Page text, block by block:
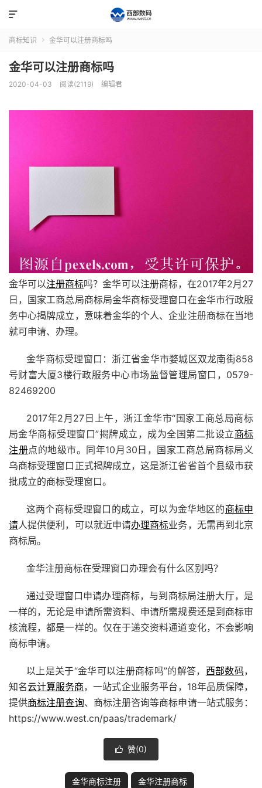

商标知识  金华可以注册商标吗
金华可以注册商标吗
2020-04-03 阅读(2119) 编辑君
金华可以注册商标吗？金华可以注册商标，在2017年2月27
日，国家工商总局商标局金华商标受理窗口在金华市行政服
务中心揭牌成立，意味着金华的个人、企业注册商标在当地
就可申请、办理。
金华商标受理窗口：浙江省金华市婺城区双龙南街858
号财富大厦3楼行政服务中心市场监督管理局窗口，0579-
82469200
2017年2月27日上午，浙江金华市“国家工商总局商标
局金华商标受理窗口”揭牌成立，成为全国第二批设立商标
注册点的地级市。同年10月30日，国家工商总局商标局义
乌商标受理窗口正式揭牌成立，这是浙江省省首个县级市获
批成立的商标受理窗口。
这两个商标受理窗口的成立，可以为金华地区的商标申
请人提供便利，可以就近申请办理商标业务，无需再到北京
商标局。
金华注册商标在受理窗口办理会有什么区别吗？
通过受理窗口申请办理商标，与到商标局注册大厅，是
一样的，无论是申请所需资料、申请所需规费还是到商标审
核流程，都是一样的。仅在于递交资料通道变化，不会影响
商标申请。
以上是关于“金华可以注册商标吗”的解答， 西部数码，
知名云计算服务商，一站式企业服务平台，18年品质保障，
提供商标注册查询、商标注册咨询等商标申请一站式服务：
https://www.west.cn/paas/trademark/
 赞(0)
金华商标注册 金华注册商标